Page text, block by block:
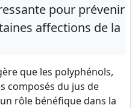
pour prévenir
affections de la
que les polyphénols,
composés du jus de
rôle bénéfique dans la